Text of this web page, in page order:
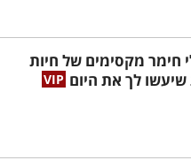
חימר מקסימים של חיות
שיעשו לך את היום